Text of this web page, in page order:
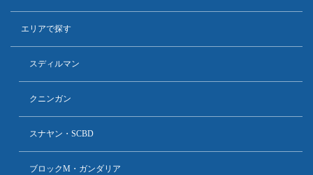
エリアで探す
スディルマン
クニンガン
スナヤン・SCBD
ブロックM・ガンダリア